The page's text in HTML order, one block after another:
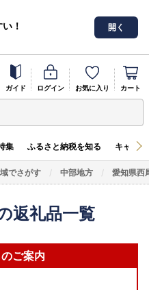
！
開く
ガイド ログイン お気に入り カート
集 ふるさと納税を知る キャン
でさがす 中部地方 愛知県西
返礼品一覧
ご案内